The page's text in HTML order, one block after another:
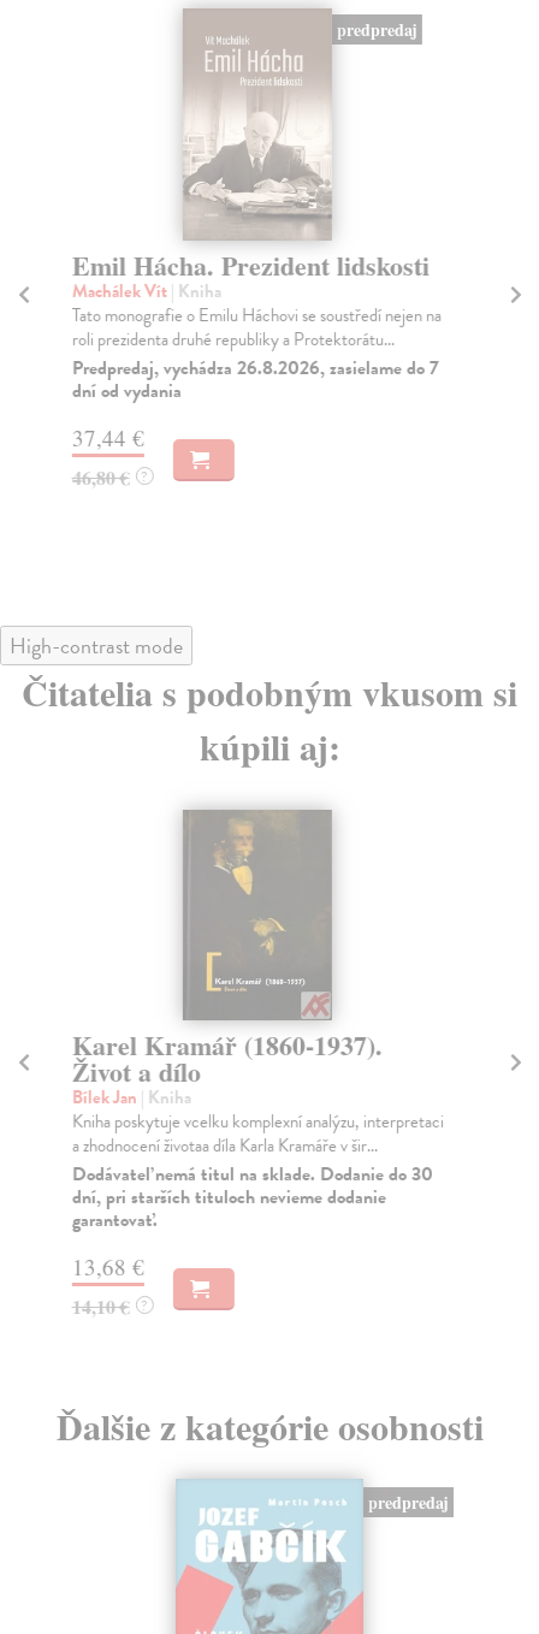
predpredaj
Emil Hácha. Prezident lidskosti
Machálek Vít| Kniha
Tato monografie o Emilu Háchovi se soustředí nejen na
roli prezidenta druhé republiky a Protektorátu...
Predpredaj, vychádza 26.8.2026, zasielame do 7
dní od vydania
37,44 €
46,80 € ?
High-contrast mode
Čitatelia s podobným vkusom si
kúpili aj:
Karel Kramář (1860-1937).
Život a dílo
Bílek Jan | Kniha
Kniha poskytuje vcelku komplexní analýzu, interpretaci
a zhodnocení životaa díla Karla Kramáře v šir...
Dodávateľ nemá titul na sklade. Dodanie do 30
dní, pri starších tituloch nevieme dodanie
garantovať.
13,68 €
14,10 € ?
Ďalšie z kategórie osobnosti
predpredaj